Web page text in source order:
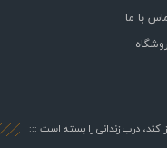
با ما
درب زندانی را بسته است :::